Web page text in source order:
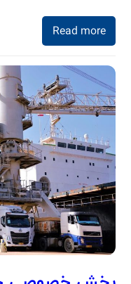
Read more